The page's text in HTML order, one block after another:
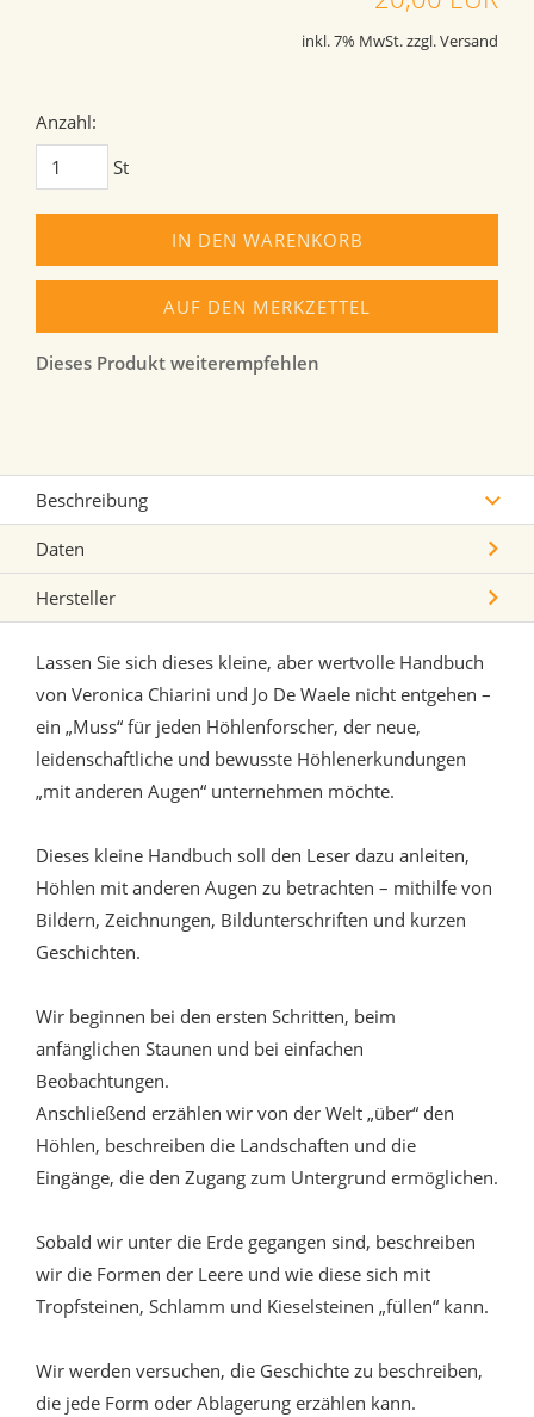
inkl. 7% MwSt. zzgl. Versand
Anzahl:
St
IN DEN WARENKORB
AUF DEN MERKZETTEL
Dieses Produkt weiterempfehlen
Beschreibung
Daten
Hersteller
Lassen Sie sich dieses kleine, aber wertvolle Handbuch
von Veronica Chiarini und Jo De Waele nicht entgehen –
ein „Muss“ für jeden Höhlenforscher, der neue,
leidenschaftliche und bewusste Höhlenerkundungen
„mit anderen Augen“ unternehmen möchte.
Dieses kleine Handbuch soll den Leser dazu anleiten,
Höhlen mit anderen Augen zu betrachten – mithilfe von
Bildern, Zeichnungen, Bildunterschriften und kurzen
Geschichten.
Wir beginnen bei den ersten Schritten, beim
anfänglichen Staunen und bei einfachen
Beobachtungen.
Anschließend erzählen wir von der Welt „über“ den
Höhlen, beschreiben die Landschaften und die
Eingänge, die den Zugang zum Untergrund ermöglichen.
Sobald wir unter die Erde gegangen sind, beschreiben
wir die Formen der Leere und wie diese sich mit
Tropfsteinen, Schlamm und Kieselsteinen „füllen“ kann.
Wir werden versuchen, die Geschichte zu beschreiben,
die jede Form oder Ablagerung erzählen kann.